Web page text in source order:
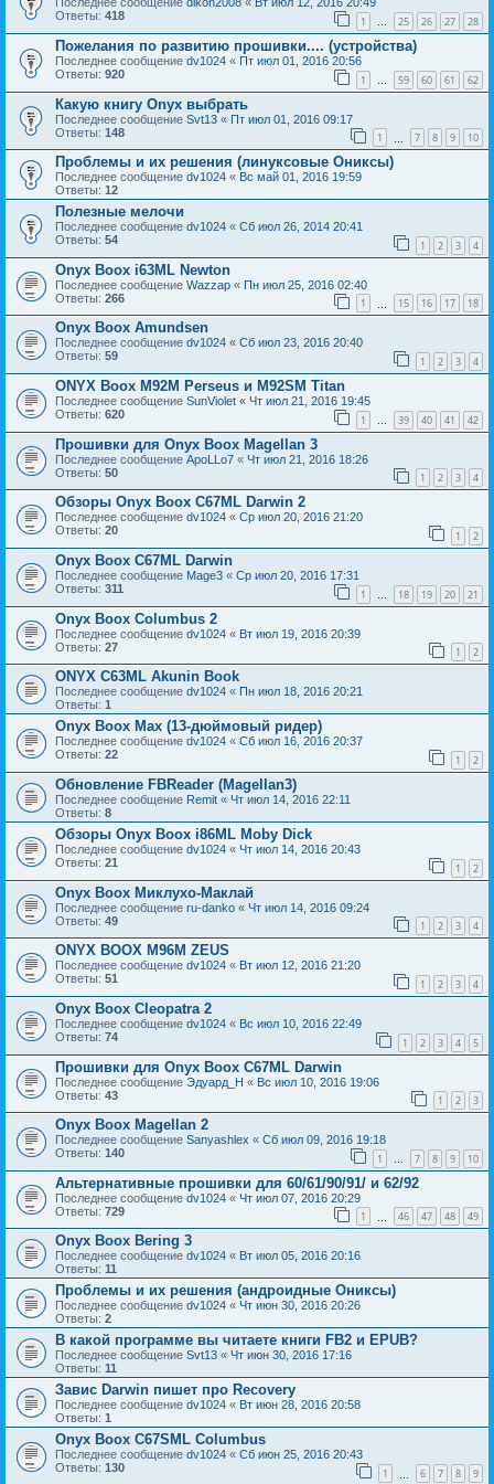
Ответы: 418 1 … 25 26 27 28
Пожелания по развитию прошивки.... (устройства)
Последнее сообщение dv1024 « Пт июл 01, 2016 20:56
Ответы: 920 1 … 59 60 61 62
Какую книгу Onyx выбрать
Последнее сообщение Svt13 « Пт июл 01, 2016 09:17
Ответы: 148 1 7 8 9 10
Проблемы и их решения (линуксовые Ониксы)
Последнее сообщение dv1024 « Вс май 01, 2016 19:59
Ответы: 12
Полезные мелочи
Последнее сообщение dv1024 « Сб июл 26, 2014 20:41
Ответы: 54 1 2 3 4
Onyx Boox i63ML Newton
Последнее сообщение Wazzap « Пн июл 25, 2016 02:40
Ответы: 266 1 15 16 17 18
Onyx Boox Amundsen
Последнее сообщение dv1024 « Сб июл 23, 2016 20:40
Ответы: 59 1 2 3 4
ONYX Boox M92M Perseus и M92SM Titan
Последнее сообщение SunViolet « Чт июл 21, 2016 19:45
Ответы: 620 1 … 39 40 41 42
Прошивки для Onyx Boox Magellan 3
Последнее сообщение ApoLLo7 « Чт июл 21, 2016 18:26
Ответы: 50 1 2 3 4
Обзоры Onyx Boox C67ML Darwin 2
Последнее сообщение dv1024 « Ср июл 20, 2016 21:20
Ответы: 20 1 2
Onyx Boox C67ML Darwin
Последнее сообщение Mage3 « Ср июл 20, 2016 17:31
Ответы: 311 1 … 18 19 20 21
Onyx Boox Columbus 2
Последнее сообщение dv1024 « Вт июл 19, 2016 20:39
Ответы: 27 1 2
ONYX C63ML Akunin Book
Последнее сообщение dv1024 « Пн июл 18, 2016 20:21
Ответы: 1
Onyx Boox Max (13-дюймовый ридер)
Последнее сообщение dv1024 « Сб июл 16, 2016 20:37
Ответы: 22 1 2
Обновление FBReader (Magellan3)
Последнее сообщение Remit « Чт июл 14, 2016 22:11
Ответы: 8
Обзоры Onyx Boox i86ML Moby Dick
Последнее сообщение dv1024 « Чт июл 14, 2016 20:43
Ответы: 21 1 2
Onyx Boox Миклухо-Маклай
Последнее сообщение ru-danko « Чт июл 14, 2016 09:24
Ответы: 49 1 2 3 4
ONYX BOOX M96M ZEUS
Последнее сообщение dv1024 « Вт июл 12, 2016 21:20
Ответы: 51 1 2 3 4
Onyx Boox Cleopatra 2
Последнее сообщение dv1024 « Вс июл 10, 2016 22:49
Ответы: 74 1 2 3 4 5
Прошивки для Onyx Boox C67ML Darwin
Последнее сообщение Эдуард_Н « Вс июл 10, 2016 19:06
Ответы: 43 1 2 3
Onyx Boox Magellan 2
Последнее сообщение Sanyashlex « Сб июл 09, 2016 19:18
Ответы: 140 1 … 7 8 9 10
Альтернативные прошивки для 60/61/90/91/ и 62/92
Последнее сообщение dv1024 « Чт июл 07, 2016 20:29
Ответы: 729 1 46 47 48 49
Onyx Boox Bering 3
Последнее сообщение dv1024 « Вт июл 05, 2016 20:16
Ответы: 11
Проблемы и их решения (андроидные Ониксы)
Последнее сообщение dv1024 « Чт июн 30, 2016 20:26
Ответы: 2
В какой программе вы читаете книги FB2 и EPUB?
Последнее сообщение Svt13 « Чт июн 30, 2016 17:16
Ответы: 11
Завис Darwin пишет про Recovery
Последнее сообщение dv1024 « Вт июн 28, 2016 20:58
Ответы: 1
Onyx Boox C67SML Columbus
Последнее сообщение dv1024 « Сб июн 25, 2016 20:43
Ответы: 130 1 6 7 8 9